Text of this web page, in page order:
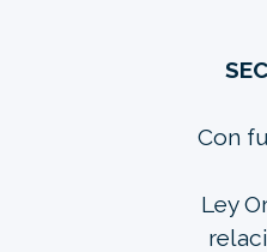
Con
Ley